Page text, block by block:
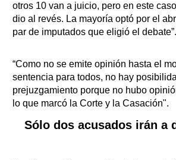
otros 10 van a juicio, pero en este
dio al revés. La mayoría optó por el
par de imputados que eligió el debate”.
“Como no se emite opinión hasta el
sentencia para todos, no hay
prejuzgamiento porque no hubo
lo que marcó la Corte y la Casación".
Sólo dos acusados irán a